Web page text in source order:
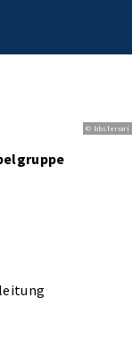
© bbsferrari